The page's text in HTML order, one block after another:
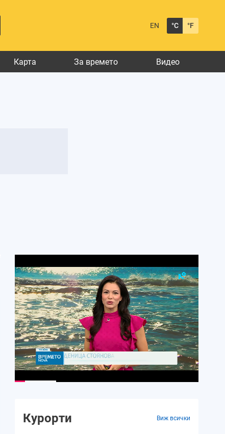
EN °C °F
Карта За времето Видео
Курорти Виж всички